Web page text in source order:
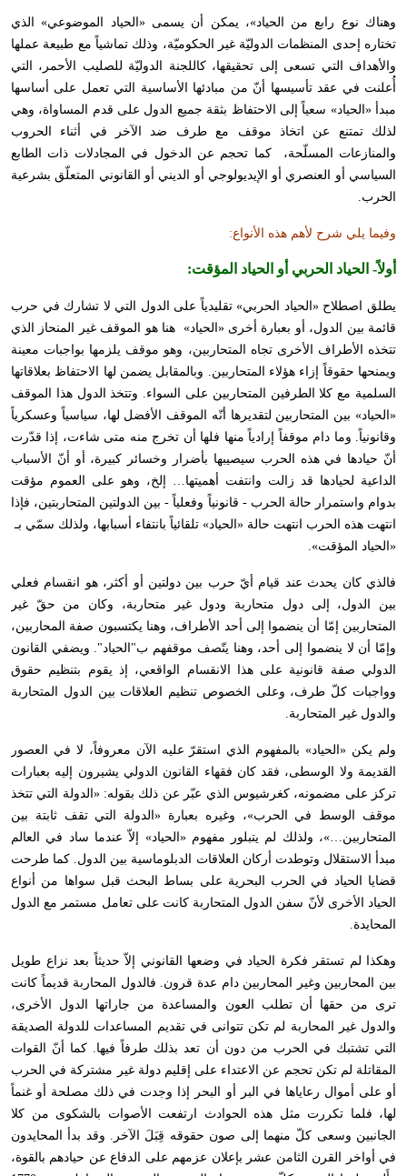
وهناك نوع رابع من الحياد»، يمكن أن يسمى «الحياد الموضوعي» الذي
تختاره إحدى المنظمات الدوليّة غير الحكوميّة، وذلك تماشياً مع طبيعة عملها
والأهداف التي تسعى إلى تحقيقها، كاللجنة الدوليّة للصليب الأحمر، التي
أُعلنت في عقد تأسيسها أنّ من مبادئها الأساسية التي تعمل على أساسها
مبدأ «الحياد» سعياً إلى الاحتفاظ بثقة جميع الدول على قدم المساواة، وهي
لذلك تمتنع عن اتخاذ موقف مع طرف ضد الآخر في أثناء الحروب
والمنازعات المسلّحة، كما تحجم عن الدخول في المجادلات ذات الطابع
السياسي أو العنصري أو الإيديولوجي أو الديني أو القانوني المتعلّق بشرعية
الحرب.
وفيما يلي شرح لأهم هذه الأنواع:
أولاً- الحياد الحربي أو الحياد المؤقت:
يطلق اصطلاح «الحياد الحربي» تقليدياً على الدول التي لا تشارك في حرب
قائمة بين الدول، أو بعبارة أخرى «الحياد» هنا هو الموقف غير المنحاز الذي
تتخذه الأطراف الأخرى تجاه المتحاربين، وهو موقف يلزمها بواجبات معينة
ويمنحها حقوقاً إزاء هؤلاء المتحاربين. وبالمقابل يضمن لها الاحتفاظ بعلاقاتها
السلمية مع كلا الطرفين المتحاربين على السواء. وتتخذ الدول هذا الموقف
«الحياد» بين المتحاربين لتقديرها أنّه الموقف الأفضل لها، سياسياً وعسكرياً
وقانونياً. وما دام موقفاً إرادياً منها فلها أن تخرج منه متى شاءت، إذا قدّرت
أنّ حيادها في هذه الحرب سيصيبها بأضرار وخسائر كبيرة، أو أنّ الأسباب
الداعية لحيادها قد زالت وانتفت أهميتها… إلخ، وهو على العموم مؤقت
بدوام واستمرار حالة الحرب - قانونياً وفعلياً - بين الدولتين المتحاربتين، فإذا
انتهت هذه الحرب انتهت حالة «الحياد» تلقائياً بانتفاء أسبابها، ولذلك سمّي بـ
«الحياد المؤقت».
فالذي كان يحدث عند قيام أيّ حرب بين دولتين أو أكثر، هو انقسام فعلي
بين الدول، إلى دول متحاربة ودول غير متحاربة، وكان من حقّ غير
المتحاربين إمّا أن ينضموا إلى أحد الأطراف، وهنا يكتسبون صفة المحاربين،
وإمّا أن لا ينضموا إلى أحد، وهنا يتّصف موقفهم ب"الحياد". ويضفي القانون
الدولي صفة قانونية على هذا الانقسام الواقعي، إذ يقوم بتنظيم حقوق
وواجبات كلّ طرف، وعلى الخصوص تنظيم العلاقات بين الدول المتحاربة
والدول غير المتحاربة.
ولم يكن «الحياد» بالمفهوم الذي استقرّ عليه الآن معروفاً، لا في العصور
القديمة ولا الوسطى، فقد كان فقهاء القانون الدولي يشيرون إليه بعبارات
تركز على مضمونه، كغرشيوس الذي عبّر عن ذلك بقوله: «الدولة التي تتخذ
موقف الوسط في الحرب»، وغيره بعبارة «الدولة التي تقف ثابتة بين
المتحاربين…»، ولذلك لم يتبلور مفهوم «الحياد» إلاّ عندما ساد في العالم
مبدأ الاستقلال وتوطدت أركان العلاقات الدبلوماسية بين الدول. كما طرحت
قضايا الحياد في الحرب البحرية على بساط البحث قبل سواها من أنواع
الحياد الأخرى لأنّ سفن الدول المتحاربة كانت على تعامل مستمر مع الدول
المحايدة.
وهكذا لم تستقر فكرة الحياد في وضعها القانوني إلاّ حديثاً بعد نزاع طويل
بين المحاربين وغير المحاربين دام عدة قرون. فالدول المحاربة قديماً كانت
ترى من حقها أن تطلب العون والمساعدة من جاراتها الدول الأخرى،
والدول غير المحاربة لم تكن تتوانى في تقديم المساعدات للدولة الصديقة
التي تشتبك في الحرب من دون أن تعد بذلك طرفاً فيها. كما أنّ القوات
المقاتلة لم تكن تحجم عن الاعتداء على إقليم دولة غير مشتركة في الحرب
أو على أموال رعاياها في البر أو البحر إذا وجدت في ذلك مصلحة أو غنماً
لها، فلما تكررت مثل هذه الحوادث ارتفعت الأصوات بالشكوى من كلا
الجانبين وسعى كلّ منهما إلى صون حقوقه قِبَلَ الآخر. وقد بدأ المحايدون
في أواخر القرن الثامن عشر بإعلان عزمهم على الدفاع عن حيادهم بالقوة،